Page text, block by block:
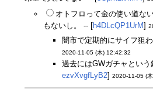
オトフロって金の使い道な
もないし。 -- [h4DLcQP1UrM]
闇市で定期的にサイフ狙
2020-11-05 (木) 12:42:32
過去にはGWガチャとい
ezvXvgfLyB2] 2020-11-05 (